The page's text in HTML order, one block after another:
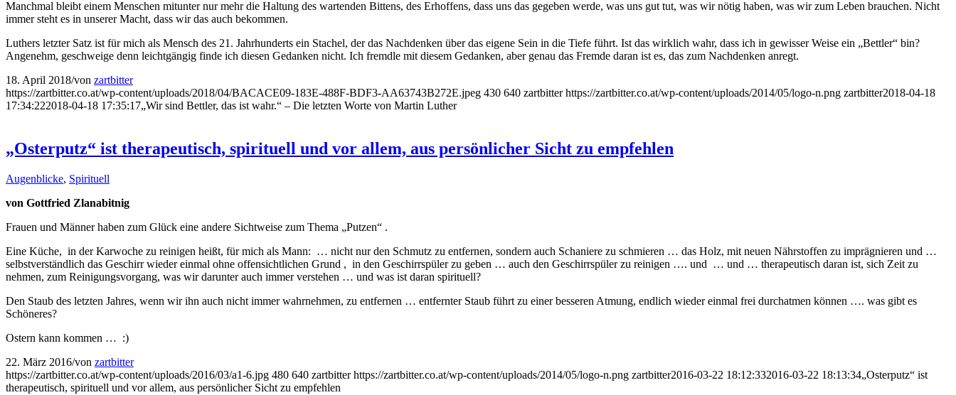
Manchmal bleibt einem Menschen mitunter nur mehr die Haltung des wartenden Bittens, des Erhoffens, dass uns das gegeben werde, was uns gut tut, was wir nötig haben, was wir zum Leben brauchen. Nicht
immer steht es in unserer Macht, dass wir das auch bekommen.
Luthers letzter Satz ist für mich als Mensch des 21. Jahrhunderts ein Stachel, der das Nachdenken über das eigene Sein in die Tiefe führt. Ist das wirklich wahr, dass ich in gewisser Weise ein „Bettler“ bin?
Angenehm, geschweige denn leichtgängig finde ich diesen Gedanken nicht. Ich fremdle mit diesem Gedanken, aber genau das Fremde daran ist es, das zum Nachdenken anregt.
18. April 2018/von zartbitter
https://zartbitter.co.at/wp-content/uploads/2018/04/BACACE09-183E-488F-BDF3-AA63743B272E.jpeg 430 640 zartbitter https://zartbitter.co.at/wp-content/uploads/2014/05/logo-n.png zartbitter2018-04-18
17:34:222018-04-18 17:35:17„Wir sind Bettler, das ist wahr.“ – Die letzten Worte von Martin Luther
„Osterputz“ ist therapeutisch, spirituell und vor allem, aus persönlicher Sicht zu empfehlen
Augenblicke, Spirituell
von Gottfried Zlanabitnig
Frauen und Männer haben zum Glück eine andere Sichtweise zum Thema „Putzen“ .
Eine Küche, in der Karwoche zu reinigen heißt, für mich als Mann: … nicht nur den Schmutz zu entfernen, sondern auch Schaniere zu schmieren … das Holz, mit neuen Nährstoffen zu imprägnieren und …
selbstverständlich das Geschirr wieder einmal ohne offensichtlichen Grund , in den Geschirrspüler zu geben … auch den Geschirrspüler zu reinigen …. und … und … therapeutisch daran ist, sich Zeit zu
nehmen, zum Reinigungsvorgang, was wir darunter auch immer verstehen … und was ist daran spirituell?
Den Staub des letzten Jahres, wenn wir ihn auch nicht immer wahrnehmen, zu entfernen … entfernter Staub führt zu einer besseren Atmung, endlich wieder einmal frei durchatmen können …. was gibt es
Schöneres?
Ostern kann kommen … :)
22. März 2016/von zartbitter
https://zartbitter.co.at/wp-content/uploads/2016/03/a1-6.jpg 480 640 zartbitter https://zartbitter.co.at/wp-content/uploads/2014/05/logo-n.png zartbitter2016-03-22 18:12:332016-03-22 18:13:34„Osterputz“ ist
therapeutisch, spirituell und vor allem, aus persönlicher Sicht zu empfehlen